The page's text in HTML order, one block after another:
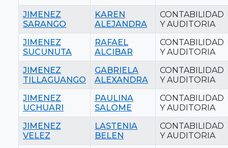
JIMENEZ
SARANGO
KAREN
ALEJANDRA
CONTABILIDAD
Y AUDITORIA
JIMENEZ
SUCUNUTA
RAFAEL
ALCIBAR
CONTABILIDAD
Y AUDITORIA
JIMENEZ
TILLAGUANGO
GABRIELA
ALEXANDRA
CONTABILIDAD
Y AUDITORIA
JIMENEZ
UCHUARI
PAULINA
SALOME
CONTABILIDAD
Y AUDITORIA
JIMENEZ
VELEZ
LASTENIA
BELEN
CONTABILIDAD
Y AUDITORIA